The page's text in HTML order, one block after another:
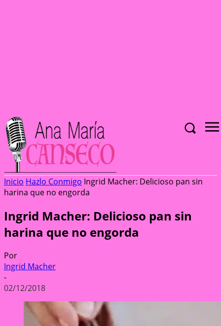
Inicio Hazlo Conmigo Ingrid Macher: Delicioso pan sin
harina que no engorda
Ingrid Macher: Delicioso pan sin
harina que no engorda
Por
Ingrid Macher
-
02/12/2018